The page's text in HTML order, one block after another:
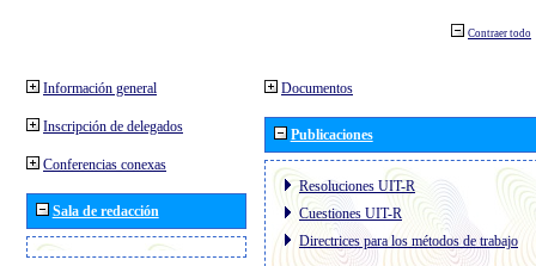
Contraer todo
Información general
Inscripción de delegados
Conferencias conexas
Sala de redacción
Documentos
Publicaciones
Resoluciones UIT-R
Cuestiones UIT-R
Directrices para los métodos de trabajo